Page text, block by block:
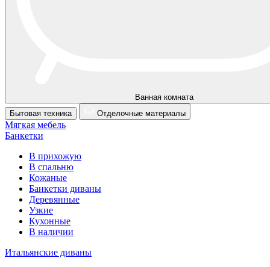
Ванная комната
Бытовая техника
Отделочные материалы
Мягкая мебель
Банкетки
В прихожую
В спальню
Кожаные
Банкетки диваны
Деревянные
Узкие
Кухонные
В наличии
Итальянские диваны